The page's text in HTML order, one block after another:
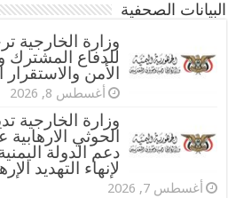
البيانات الصحفية
وزارة الخارجية
للدفاع المشترك
الأمن والاستقرار
أغسطس 8, 2026
وزارة الخارجية
الحوثي
دعم الدولة
لإنهاء التهديد
أغسطس 7, 2026